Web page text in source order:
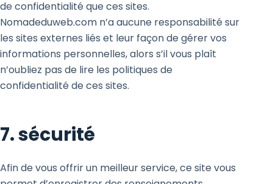
de confidentialité que ces sites.
Nomadeduweb.com n’a aucune responsabilité sur
les sites externes liés et leur façon de gérer vos
informations personnelles, alors s’il vous plaît
n’oubliez pas de lire les politiques de
confidentialité de ces sites.
7. sécurité
Afin de vous offrir un meilleur service, ce site vous